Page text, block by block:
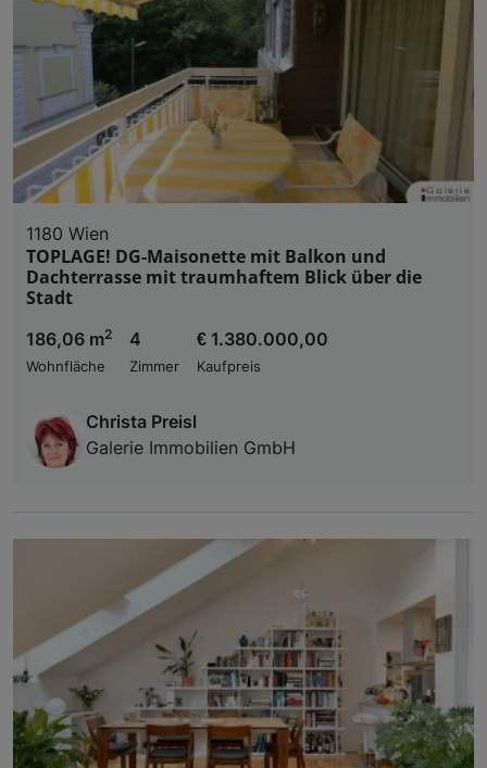
1180 Wien
TOPLAGE! DG-Maisonette mit Balkon und
Dachterrasse mit traumhaftem Blick über die
Stadt
186,06 m2
Wohnfläche
4
Zimmer
€ 1.380.000,00
Kaufpreis
Christa Preisl
Galerie Immobilien GmbH